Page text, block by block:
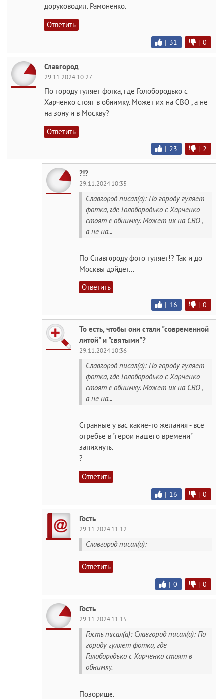
доруководил. Рамоненко.
Ответить
| 31 | 0
Славгород
29.11.2024 10:27
По городу гуляет фотка, где Голобородько с
Харченко стоят в обнимку. Может их на СВО , а не
на зону и в Москву?
Ответить
| 23 | 2
?!?
29.11.2024 10:35
Славгород писал(а): По городу гуляет
фотка, где Голобородько с Харченко
стоят в обнимку. Может их на СВО ,
а не на...
По Славгороду фото гуляет!? Так и до
Москвы дойдет...
Ответить
| 16 | 0
То есть, чтобы они стали "современной
литой" и "святыми"?
29.11.2024 10:36
Славгород писал(а): По городу гуляет
фотка, где Голобородько с Харченко
стоят в обнимку. Может их на СВО ,
а не на...
Странные у вас какие-то желания - всё
отребье в "герои нашего времени"
запихнуть.
?
Ответить
| 16 | 0
Гость
29.11.2024 11:12
Славгород писал(а):
Ответить
| 0 | 0
Гость
29.11.2024 11:15
Гость писал(а): Славгород писал(а): По
городу гуляет фотка, где
Голобородько с Харченко стоят в
обнимку.
Позорище.